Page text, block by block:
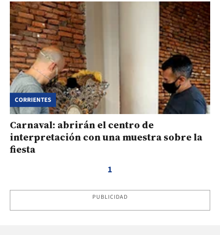
CORRIENTES
Carnaval: abrirán el centro de
interpretación con una muestra sobre la
fiesta
1
PUBLICIDAD